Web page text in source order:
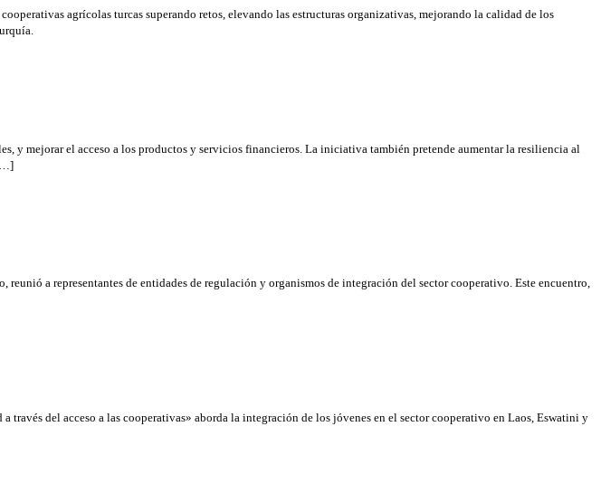
agrícolas turcas superando retos, elevando las estructuras organizativas, mejorando la calidad de los
y mejorar el acceso a los productos y servicios financieros. La iniciativa también pretende aumentar la resiliencia al
a representantes de entidades de regulación y organismos de integración del sector cooperativo. Este encuentro,
del acceso a las cooperativas» aborda la integración de los jóvenes en el sector cooperativo en Laos, Eswatini y